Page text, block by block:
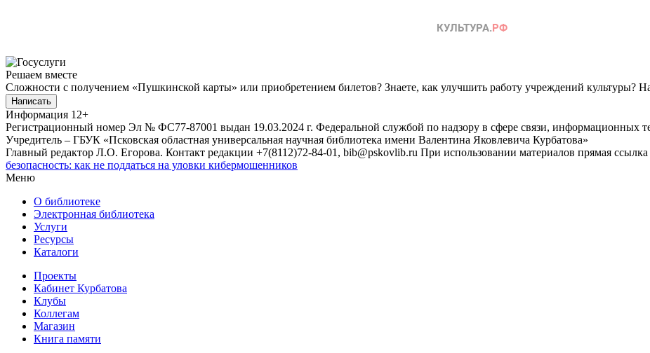
Решаем вместе
Сложности с получением «Пушкинской карты» или приобретением билетов? Знаете, как улучшить работу учреждений культуры?
Написать
Информация 12+
Регистрационный номер Эл № ФС77-87001 выдан 19.03.2024 г. Федеральной службой по надзору в сфере связи, информационных
Учредитель – ГБУК «Псковская областная универсальная научная библиотека имени Валентина Яковлевича Курбатова»
Главный редактор Л.О. Егорова. Контакт редакции +7(8112)72-84-01, bib@pskovlib.ru При использовании материалов прямая ссылка
безопасность: как не поддаться на уловки кибермошенников
Меню
О библиотеке
Электронная библиотека
Услуги
Ресурсы
Каталоги
Проекты
Кабинет Курбатова
Клубы
Коллегам
Магазин
Книга памяти